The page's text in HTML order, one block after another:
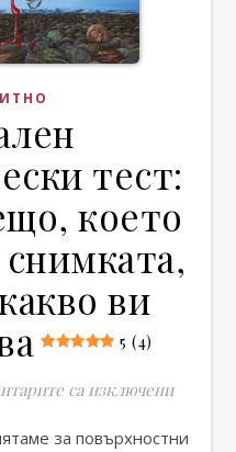
тест:
което
ви
5 (4)
са изключениза